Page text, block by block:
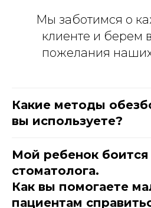
Мы заботимся о
клиенте и берем
пожелания
Какие методы
вы используете?
Мой ребенок боится
стоматолога.
Как вы помогаете
пациентам